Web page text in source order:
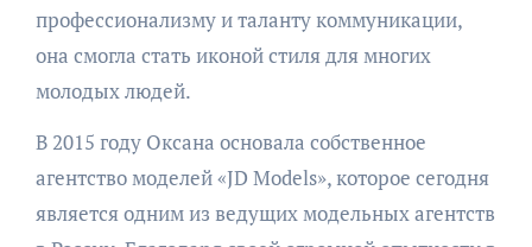
профессионализму и таланту коммуникации,
она смогла стать иконой стиля для многих
молодых людей.
В 2015 году Оксана основала собственное
агентство моделей «JD Models», которое сегодня
является одним из ведущих модельных агентств